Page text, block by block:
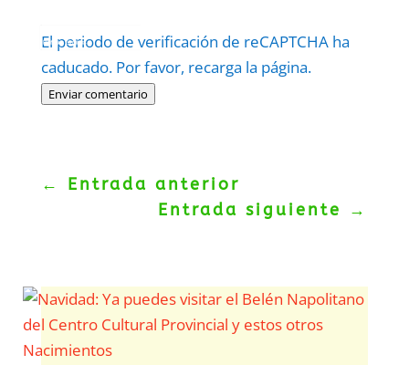
El periodo de verificación de reCAPTCHA ha
caducado. Por favor, recarga la página.
Enviar comentario
Politica–Términos.
← Entrada anterior
Entrada siguiente
→